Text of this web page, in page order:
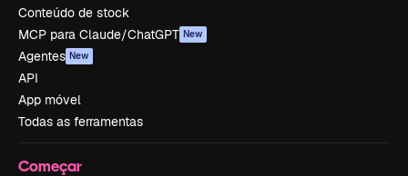
Conteúdo de stock
MCP para Claude/ChatGPT New
Agentes New
API
App móvel
Todas as ferramentas
Começar